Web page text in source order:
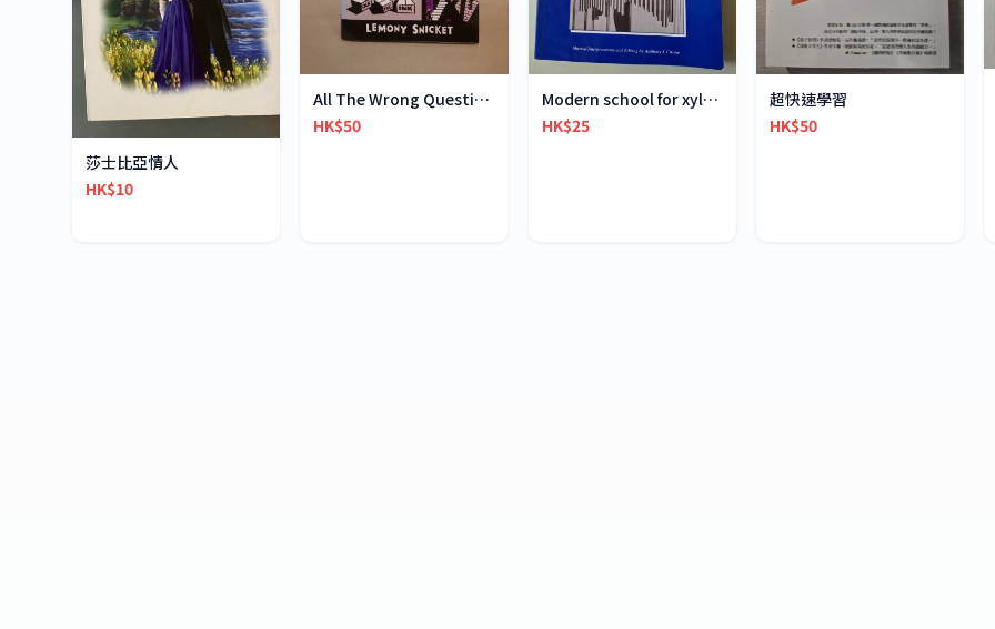
莎士比亞情人
HK$10
All The Wrong Questions 2: "When Did You See Her L
HK$50
Modern school for xylophone marimba vibraphone
HK$25
超快速學習
HK$50